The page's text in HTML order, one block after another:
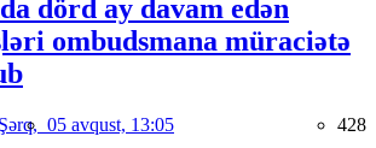
dörd ay davam edən
ombudsmana müraciətə
05 avqust, 13:05 428